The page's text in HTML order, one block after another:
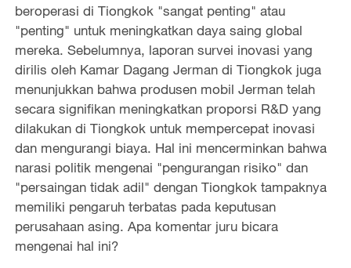
beroperasi di Tiongkok "sangat penting" atau
"penting" untuk meningkatkan daya saing global
mereka. Sebelumnya, laporan survei inovasi yang
dirilis oleh Kamar Dagang Jerman di Tiongkok juga
menunjukkan bahwa produsen mobil Jerman telah
secara signifikan meningkatkan proporsi R&D yang
dilakukan di Tiongkok untuk mempercepat inovasi
dan mengurangi biaya. Hal ini mencerminkan bahwa
narasi politik mengenai "pengurangan risiko" dan
"persaingan tidak adil" dengan Tiongkok tampaknya
memiliki pengaruh terbatas pada keputusan
perusahaan asing. Apa komentar juru bicara
mengenai hal ini?